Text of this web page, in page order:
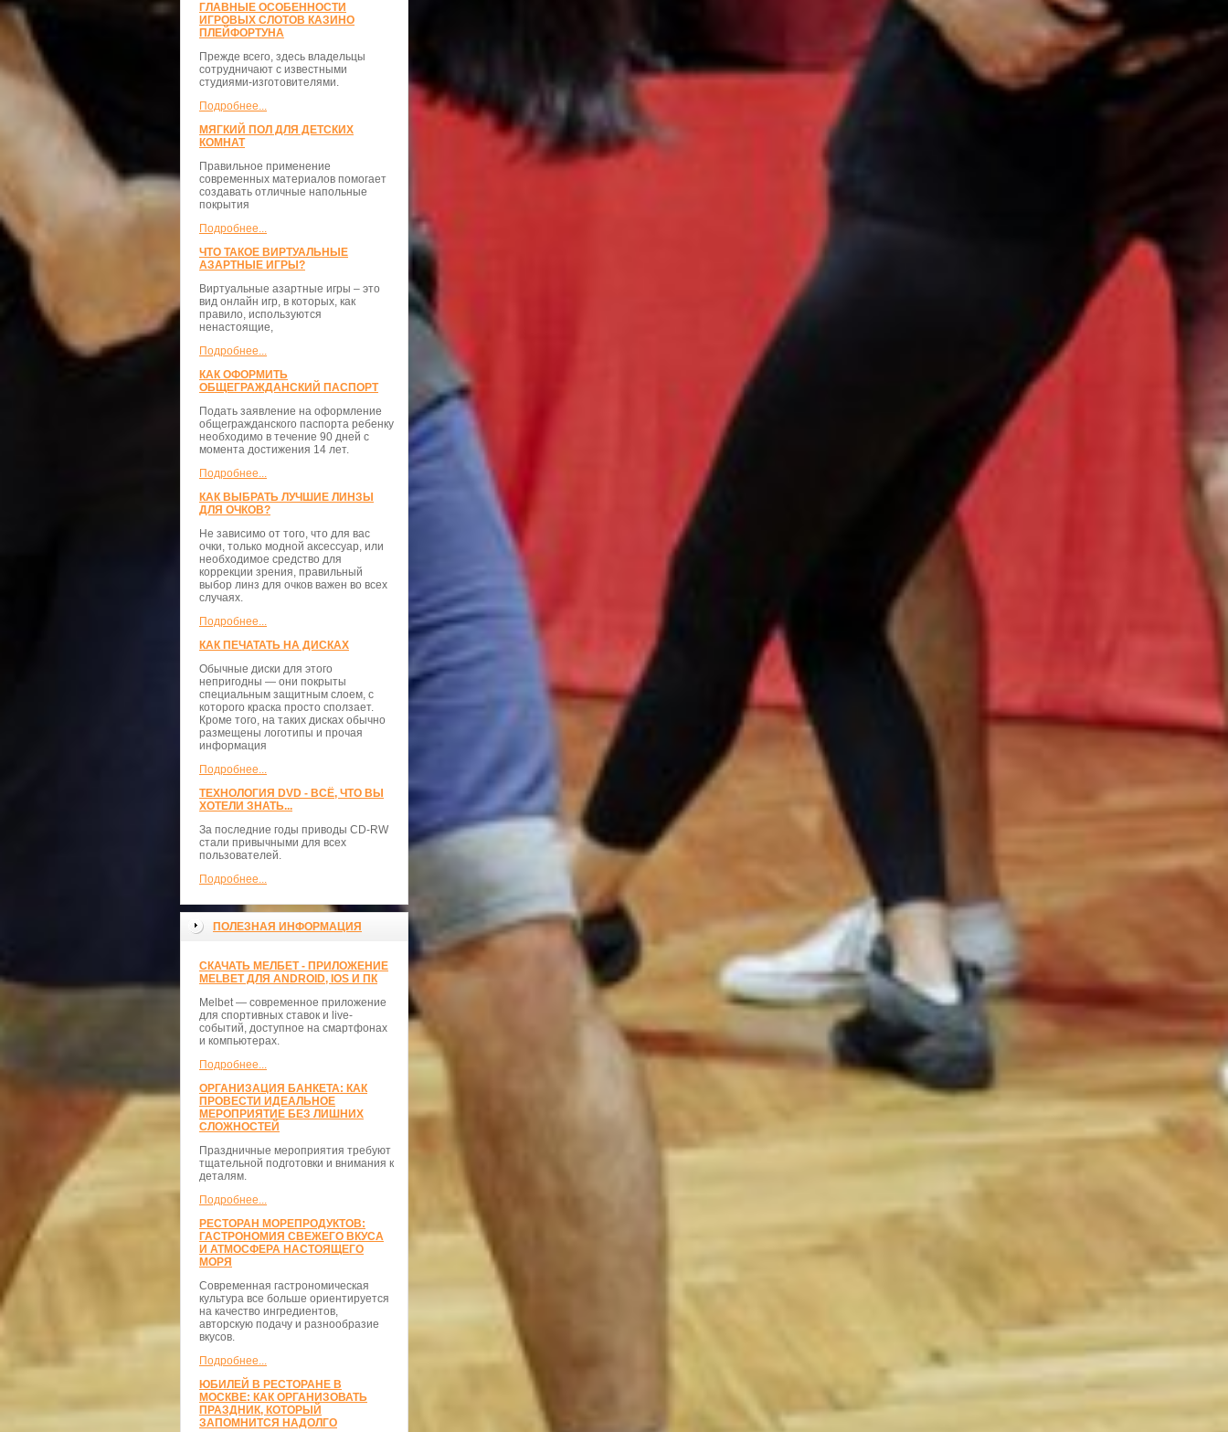
ГЛАВНЫЕ ОСОБЕННОСТИ
ИГРОВЫХ СЛОТОВ КАЗИНО
ПЛЕЙФОРТУНА
Прежде всего, здесь владельцы
сотрудничают с известными
студиями-изготовителями.
Подробнее...
МЯГКИЙ ПОЛ ДЛЯ ДЕТСКИХ
КОМНАТ
Правильное применение
современных материалов помогает
создавать отличные напольные
покрытия
Подробнее...
ЧТО ТАКОЕ ВИРТУАЛЬНЫЕ
АЗАРТНЫЕ ИГРЫ?
Виртуальные азартные игры – это
вид онлайн игр, в которых, как
правило, используются
ненастоящие,
Подробнее...
КАК ОФОРМИТЬ
ОБЩЕГРАЖДАНСКИЙ ПАСПОРТ
Подать заявление на оформление
общегражданского паспорта ребенку
необходимо в течение 90 дней с
момента достижения 14 лет.
Подробнее...
КАК ВЫБРАТЬ ЛУЧШИЕ ЛИНЗЫ
ДЛЯ ОЧКОВ?
Не зависимо от того, что для вас
очки, только модной аксессуар, или
необходимое средство для
коррекции зрения, правильный
выбор линз для очков важен во всех
случаях.
Подробнее...
КАК ПЕЧАТАТЬ НА ДИСКАХ
Обычные диски для этого
непригодны — они покрыты
специальным защитным слоем, с
которого краска просто сползает.
Кроме того, на таких дисках обычно
размещены логотипы и прочая
информация
Подробнее...
ТЕХНОЛОГИЯ DVD - ВСЁ, ЧТО ВЫ
ХОТЕЛИ ЗНАТЬ...
За последние годы приводы CD-RW
стали привычными для всех
пользователей.
Подробнее...
ПОЛЕЗНАЯ ИНФОРМАЦИЯ
СКАЧАТЬ МЕЛБЕТ - ПРИЛОЖЕНИЕ
MELBET ДЛЯ ANDROID, IOS И ПК
Melbet — современное приложение
для спортивных ставок и live-
событий, доступное на смартфонах
и компьютерах.
Подробнее...
ОРГАНИЗАЦИЯ БАНКЕТА: КАК
ПРОВЕСТИ ИДЕАЛЬНОЕ
МЕРОПРИЯТИЕ БЕЗ ЛИШНИХ
СЛОЖНОСТЕЙ
Праздничные мероприятия требуют
тщательной подготовки и внимания к
деталям.
Подробнее...
РЕСТОРАН МОРЕПРОДУКТОВ:
ГАСТРОНОМИЯ СВЕЖЕГО ВКУСА
И АТМОСФЕРА НАСТОЯЩЕГО
МОРЯ
Современная гастрономическая
культура все больше ориентируется
на качество ингредиентов,
авторскую подачу и разнообразие
вкусов.
Подробнее...
ЮБИЛЕЙ В РЕСТОРАНЕ В
МОСКВЕ: КАК ОРГАНИЗОВАТЬ
ПРАЗДНИК, КОТОРЫЙ
ЗАПОМНИТСЯ НАДОЛГО